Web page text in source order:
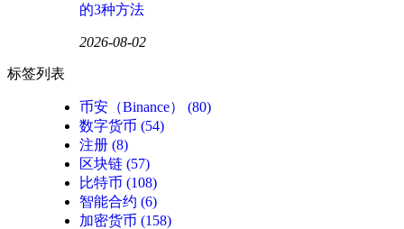
的3种方法
2026-08-02
标签列表
币安（Binance）
(80)
数字货币 (54)
注册 (8)
区块链 (57)
比特币 (108)
智能合约 (6)
加密货币 (158)